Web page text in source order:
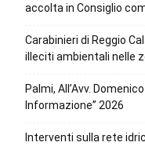
accolta in Consiglio
Carabinieri di Reggio
illeciti ambientali nelle
Palmi, All’Avv.
Informazione” 2026
Interventi sulla rete